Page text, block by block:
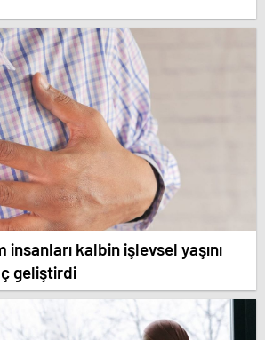
insanları kalbin işlevsel yaşını
geliştirdi